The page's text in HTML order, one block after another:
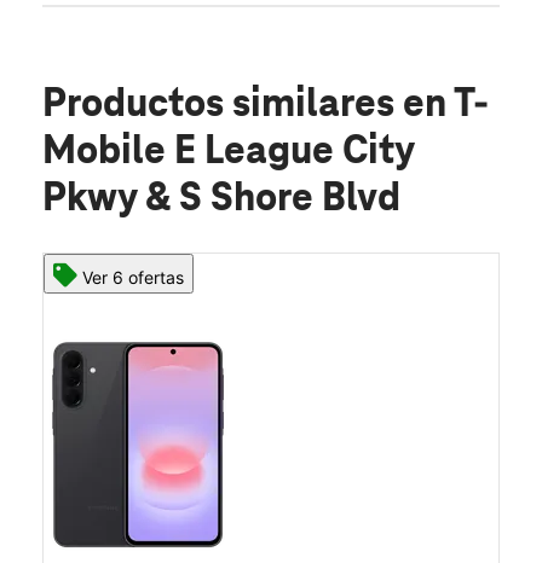
Productos similares en T-
Mobile E League City
Pkwy & S Shore Blvd
Ver 6 ofertas